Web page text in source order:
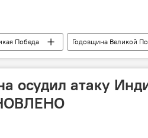
Победа
Годовщина Великой
война фашизм
осудил атаку